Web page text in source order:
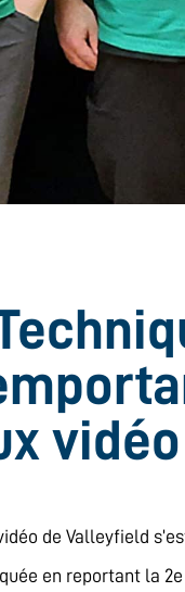
de Valleyfield
en reportant la